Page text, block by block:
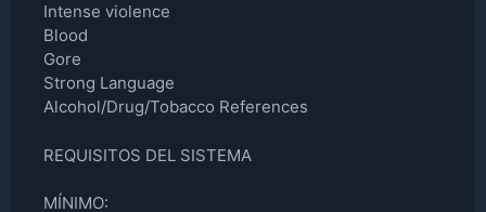
Intense violence
Blood
Gore
Strong Language
Alcohol/Drug/Tobacco References
REQUISITOS DEL SISTEMA
MÍNIMO: